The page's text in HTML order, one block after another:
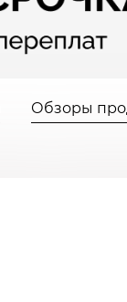
Обзоры